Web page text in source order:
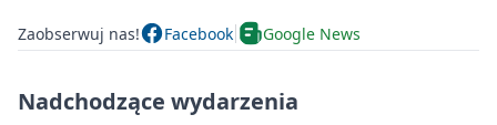
Zaobserwuj nas! Facebook Google News
Nadchodzące wydarzenia